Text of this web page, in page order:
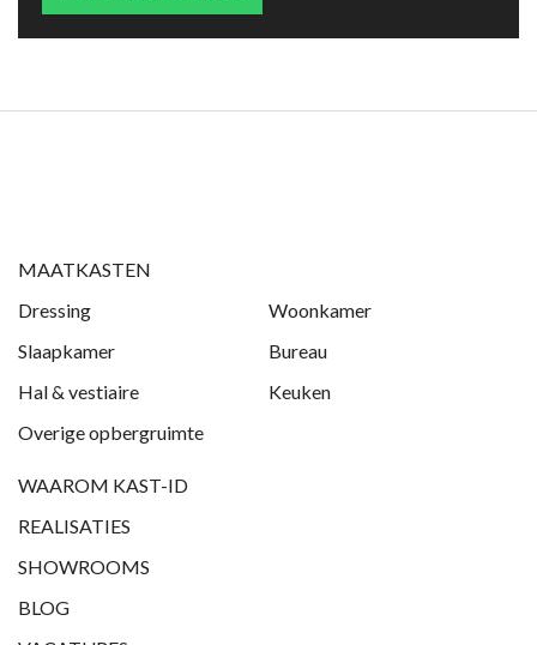
MAATKASTEN
Dressing
Woonkamer
Slaapkamer
Bureau
Hal & vestiaire
Keuken
Overige opbergruimte
WAAROM KAST-ID
REALISATIES
SHOWROOMS
BLOG